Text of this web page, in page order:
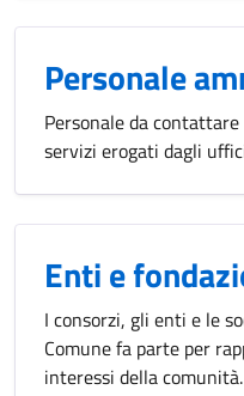
Personale
Personale da
servizi erogati dagli
Enti e
I consorzi, gli enti e le
Comune fa parte per
interessi della comunità.